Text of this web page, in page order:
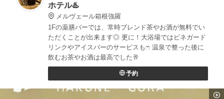
ホテル♨️
メルヴェール箱根強羅
1Fの薬膳バーでは、常時ブレンド茶やお酒が無料でい
ただくことが出来ます◎ 更に！大浴場ではビネガード
リンクやアイスバーのサービスもෆ 温泉で整った後に
飲むお茶やお酒は最高でした🥂
予約